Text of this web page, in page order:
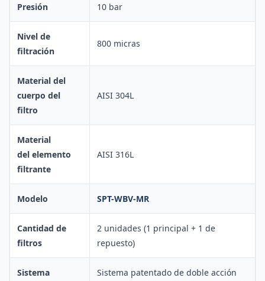
Presión 10 bar
Nivel de
filtración
800 micras
Material del
cuerpo del
filtro
AISI 304L
Material
del elemento
filtrante
AISI 316L
Modelo SPT-WBV-MR
Cantidad de
filtros
2 unidades (1 principal + 1 de
repuesto)
Sistema
Sistema patentado de doble acción